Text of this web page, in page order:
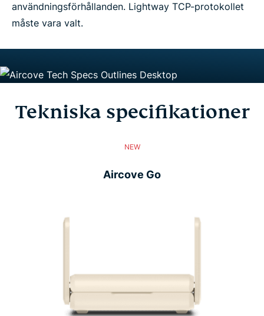
användningsförhållanden. Lightway TCP-protokollet
måste vara valt.
Tekniska specifikationer
NEW
Aircove Go